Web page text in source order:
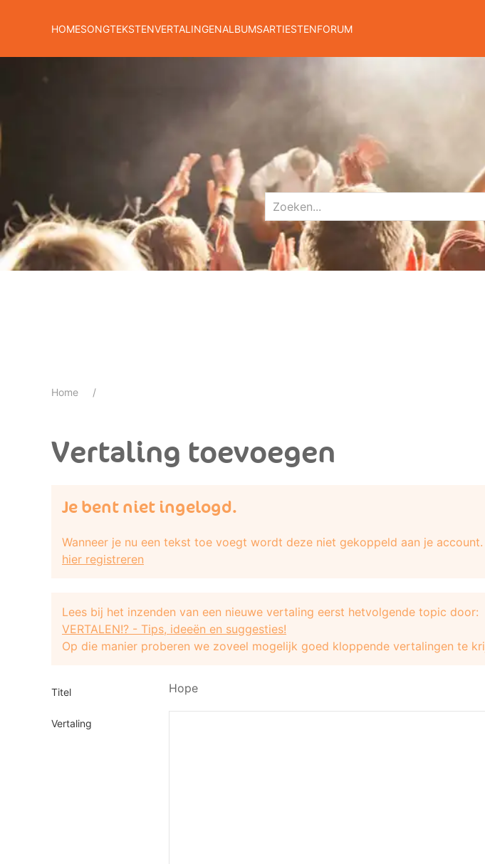
HOMESONGTEKSTENVERTALINGENALBUMSARTIESTENFORUM
Home
Vertaling toevoegen
Je bent niet ingelogd.
Wanneer je nu een tekst toe voegt wordt deze niet gekoppeld aan je
hier registreren
Lees bij het inzenden van een nieuwe vertaling eerst hetvolgende topic door:
VERTALEN!? - Tips, ideeën en suggesties!
Op die manier proberen we zoveel mogelijk goed kloppende vertalingen te
Titel Hope
Vertaling